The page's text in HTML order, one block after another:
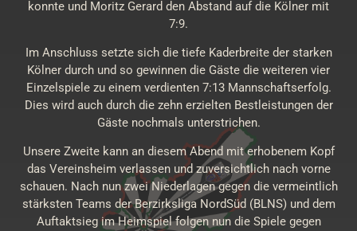
konnte und Moritz Gerard den Abstand auf die Kölner mit
7:9.
Im Anschluss setzte sich die tiefe Kaderbreite der starken
Kölner durch und so gewinnen die Gäste die weiteren vier
Einzelspiele zu einem verdienten 7:13 Mannschaftserfolg.
Dies wird auch durch die zehn erzielten Bestleistungen der
Gäste nochmals unterstrichen.
Unsere Zweite kann an diesem Abend mit erhobenem Kopf
das Vereinsheim verlassen und zuversichtlich nach vorne
schauen. Nach nun zwei Niederlagen gegen die vermeintlich
stärksten Teams der Berzirksliga NordSüd (BLNS) und dem
Auftaktsieg im Heimspiel folgen nun die Spiele gegen